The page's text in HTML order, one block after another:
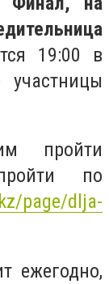
19:00 в
пройти
по
page/dlja-
ежегодно,